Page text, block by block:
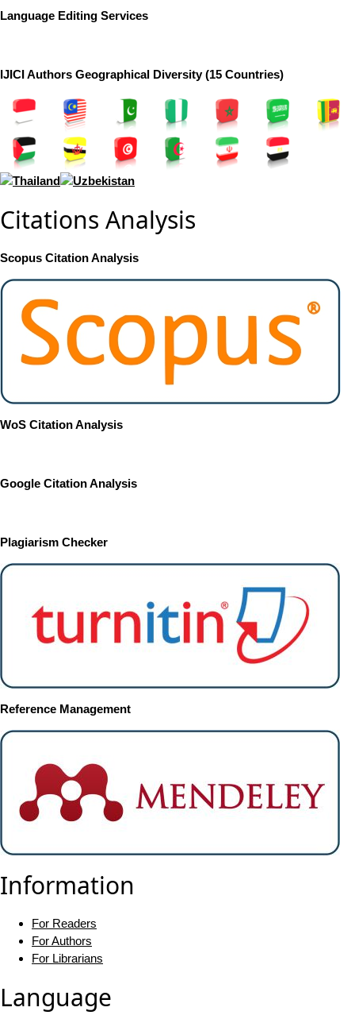
Language Editing Services
IJICI Authors Geographical Diversity (15 Countries)
Citations Analysis
Scopus Citation Analysis
WoS Citation Analysis
Google Citation Analysis
Plagiarism Checker
Reference Management
Information
For Readers
For Authors
For Librarians
Language